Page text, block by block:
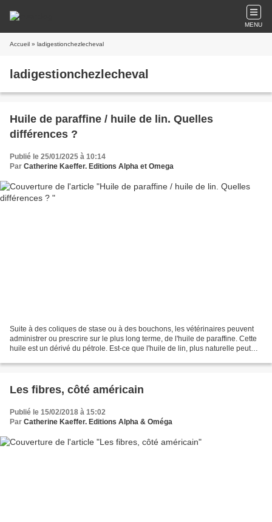
MENU
Accueil » ladigestionchezlecheval
ladigestionchezlecheval
Huile de paraffine / huile de lin. Quelles
différences ?
Publié le 25/01/2025 à 10:14
Par Catherine Kaeffer. Editions Alpha et Omega
Suite à des coliques de stase ou à des bouchons, les vétérinaires peuvent
administrer ou prescrire sur le plus long terme, de l'huile de paraffine. Cette
huile est un dérivé du pétrole. Est-ce que l'huile de lin, plus naturelle peut
Les fibres, côté américain
Publié le 15/02/2018 à 15:02
Par Catherine Kaeffer. Editions Alpha & Oméga